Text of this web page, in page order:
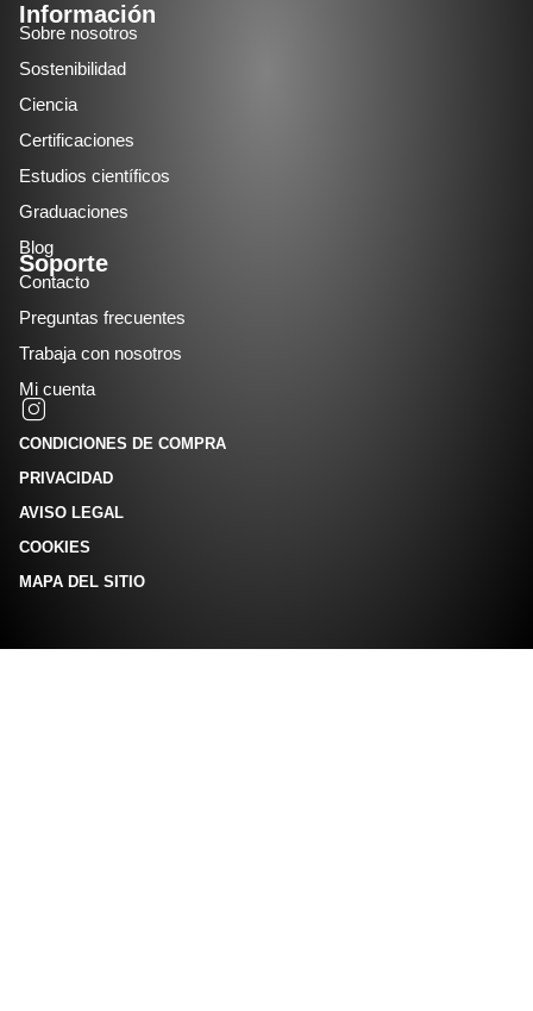
Información
Sobre nosotros
Sostenibilidad
Ciencia
Certificaciones
Estudios científicos
Graduaciones
Blog
Soporte
Contacto
Preguntas frecuentes
Trabaja con nosotros
Mi cuenta
CONDICIONES DE COMPRA
PRIVACIDAD
AVISO LEGAL
COOKIES
MAPA DEL SITIO